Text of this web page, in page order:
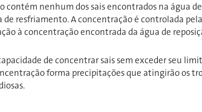
contém nenhum dos sais encontrados na água
de resfriamento. A concentração é controlada
à concentração encontrada da água de
de concentrar sais sem exceder seu
forma precipitações que atingirão os